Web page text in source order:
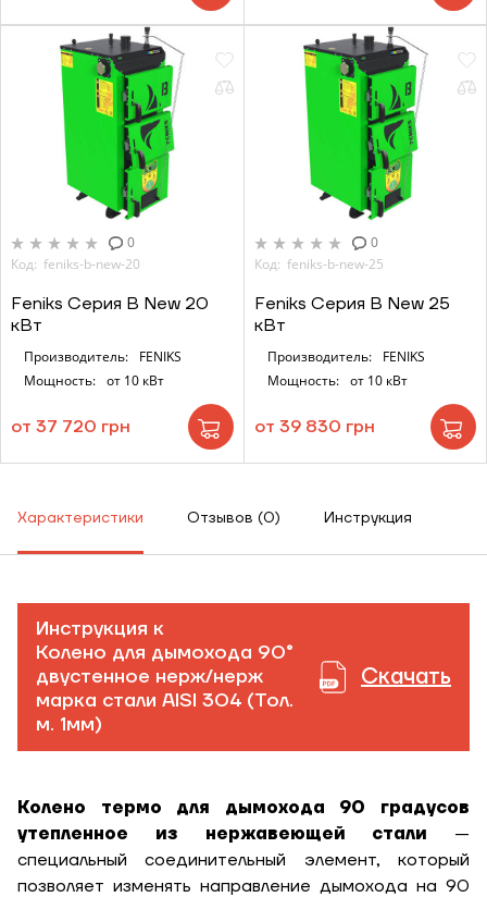
0
Код: feniks-b-new-20
Feniks Серия B New 20
кВт
Производитель:
FENIKS
Мощность: от 10 кВт
от 37 720 грн
0
Код: feniks-b-new-25
Feniks Серия B New 25
кВт
Производитель:
FENIKS
Мощность:
от 10 кВт
от 39 830 грн
Характеристики Отзывов (0) Инструкция
Инструкция к
Колено для дымохода 90°
двустенное нерж/нерж
марка стали AISI 304 (Тол.
м. 1мм)
Скачать
Колено термо для дымохода 90 градусов
утепленное из нержавеющей стали —
специальный соединительный элемент, который
позволяет изменять направление дымохода на 90